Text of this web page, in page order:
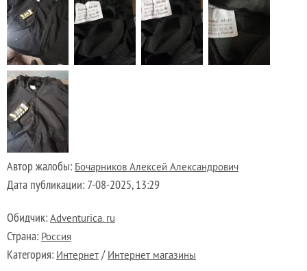
Автор жалобы: Бочарников Алексей Александрович
Дата публикации: 7-08-2025, 13:29
Обидчик: Adventurica. ru
Страна: Россия
Категория: Интернет /Интернет магазины